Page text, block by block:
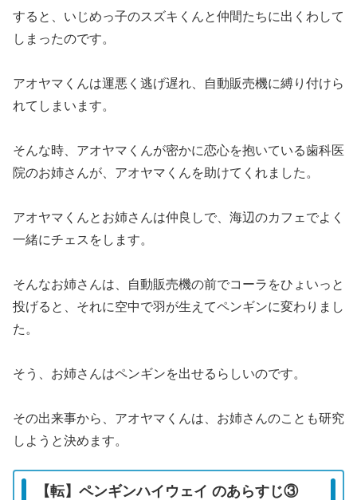
すると、いじめっ子のスズキくんと仲間たちに出くわして
しまったのです。
アオヤマくんは運悪く逃げ遅れ、自動販売機に縛り付けら
れてしまいます。
そんな時、アオヤマくんが密かに恋心を抱いている歯科医
院のお姉さんが、アオヤマくんを助けてくれました。
アオヤマくんとお姉さんは仲良しで、海辺のカフェでよく
一緒にチェスをします。
そんなお姉さんは、自動販売機の前でコーラをひょいっと
投げると、それに空中で羽が生えてペンギンに変わりまし
た。
そう、お姉さんはペンギンを出せるらしいのです。
その出来事から、アオヤマくんは、お姉さんのことも研究
しようと決めます。
【転】ペンギンハイウェイ のあらすじ③